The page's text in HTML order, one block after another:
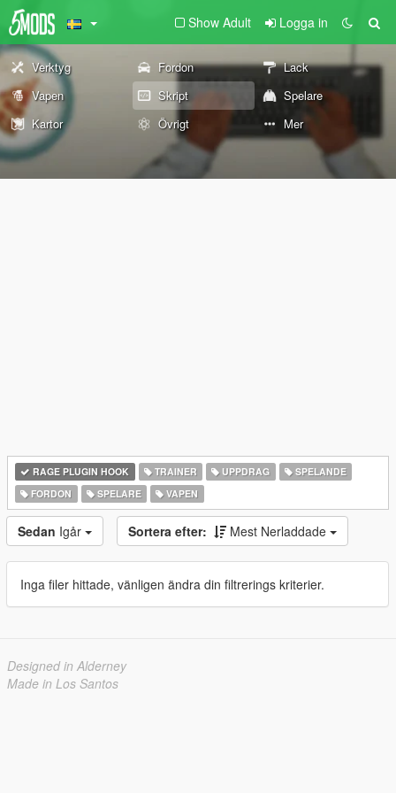
Show Adult Logga in
Verktyg Fordon
Lack
Vapen
Skript
Spelare
Kartor
Övrigt Mer
RAGE PLUGIN HOOK TRAINER UPPDRAG
SPELANDE
FORDON
SPELARE VAPEN
Sedan Igår Sortera efter: Mest Nerladdade
Inga filer hittade, vänligen ändra din filtrerings kriterier.
Designed in Alderney
Made in Los Santos